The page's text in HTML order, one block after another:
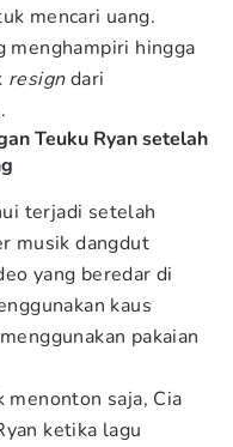
mencari uang.
menghampiri hingga
resigndari
Teuku Ryan setelah
terjadi setelah
musik dangdut
yang beredar di
kaus
pakaian
menonton saja, Cia
ketika lagu